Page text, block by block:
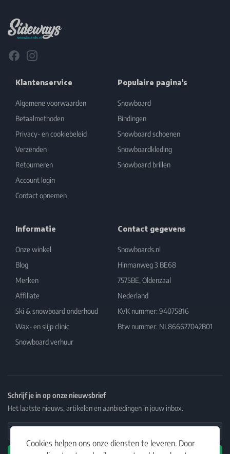
Cookies helpen ons onze diensten te leveren. Door
FacebookInstagram
Klantenservice
Algemene voorwaarden
Betaalmethoden
Privacy- en cookiebeleid
Verzenden
Retourneren
Account login
Contact opnemen
Populaire pagina's
Snowboard
Bindingen
Snowboard schoenen
Snowboardkleding
Snowboard brillen
Informatie
Onze winkel
Blog
Merken
Affiliate
Ski & snowboard onderhoud
Wax- en slijp clinic
Snowboard verhuur
Contact gegevens
Snowboards.nl
Hinmanweg 3 BE68
7575BE, Oldenzaal
Nederland
KVK nummer: 94075816
Btw nummer: NL866627042B01
Schrijf je in op onze nieuwsbrief
Het laatste nieuws, artikelen en aanbiedingen in jouw inbox.
Email Address